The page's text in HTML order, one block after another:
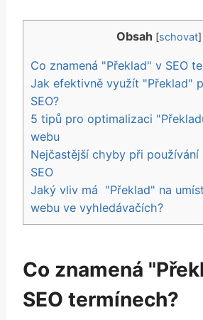
Obsah [schovat]
Co znamená "Překlad" v SEO
Jak efektivně využít "Překlad"
SEO?
5 tipů pro optimalizaci
webu
Nejčastější‌ chyby při používání
SEO
Jaký vliv‌ má ⁣ "Překlad" ⁤na
webu ve‍ vyhledávačích?
Co znamená
SEO termínech?